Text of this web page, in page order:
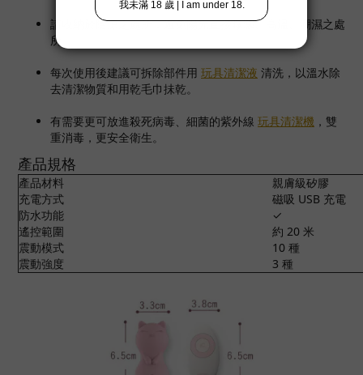
請收納於陰涼之處所，避免陽光直接曝曬、高溫、潮濕之處
所。
每次使用後建議可拆除部件用 玩具清潔液 清洗，以溫水除
去清潔物質和用乾毛巾抺乾。
有需要更可放進殺死病毒、細菌的紫外線 玩具清潔機 ，雙
重消毒，更安全衛生。
產品規格
產品材料
親膚級矽膠
充電方式
磁吸 USB 充電
防水功能
✓
遙控範圍
約 20 米
震動模式
10 種
震動強度
3 種